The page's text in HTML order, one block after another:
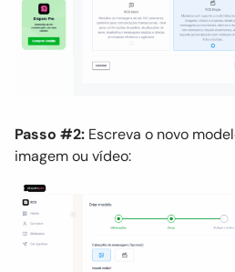
Passo #2: Escreva o novo
imagem ou vídeo: